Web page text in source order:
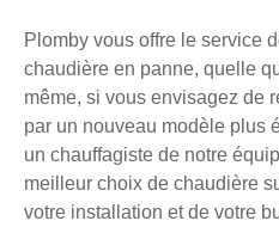
Plomby vous offre le service
chaudière en panne, quelle
même, si vous envisagez de
par un nouveau modèle plus
un chauffagiste de notre
meilleur choix de chaudière
votre installation et de votre